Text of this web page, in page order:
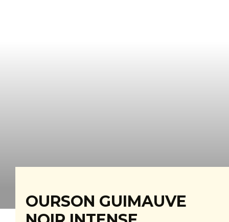
OURSON GUIMAUVE